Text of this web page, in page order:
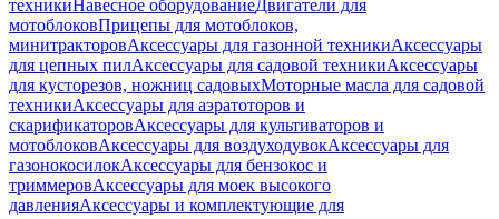
техникиНавесное оборудованиеДвигатели для
мотоблоковПрицепы для мотоблоков,
минитракторовАксессуары для газонной техникиАксессуары
для цепных пилАксессуары для садовой техникиАксессуары
для кусторезов, ножниц садовыхМоторные масла для садовой
техникиАксессуары для аэратоторов и
скарификаторовАксессуары для культиваторов и
мотоблоковАксессуары для воздуходувокАксессуары для
газонокосилокАксессуары для бензокос и
триммеровАксессуары для моек высокого
давленияАксессуары и комплектующие для